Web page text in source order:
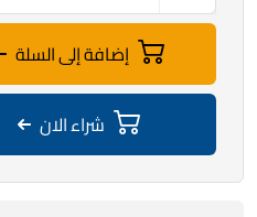
إضافة إلى السلة
شراء الان